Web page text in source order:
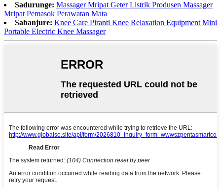
Sadurunge: Massager Mripat Geter Listrik Produsen Massager
Mripat Pemasok Perawatan Mata
Sabanjure: Knee Care Piranti Knee Relaxation Equipment Mini
Portable Electric Knee Massager